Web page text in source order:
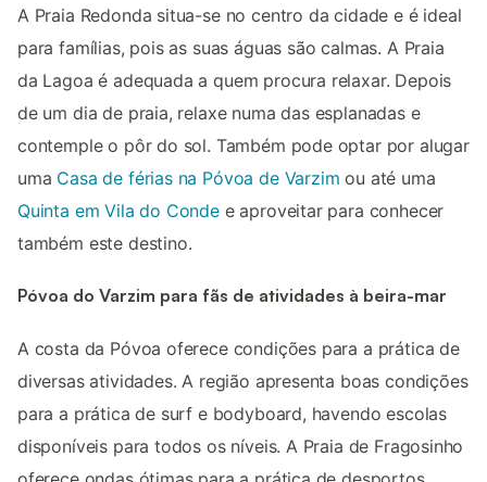
A Praia Redonda situa-se no centro da cidade e é ideal
para famílias, pois as suas águas são calmas. A Praia
da Lagoa é adequada a quem procura relaxar. Depois
de um dia de praia, relaxe numa das esplanadas e
contemple o pôr do sol. Também pode optar por alugar
uma Casa de férias na Póvoa de Varzim ou até uma
Quinta em Vila do Condee aproveitar para conhecer
também este destino.
Póvoa do Varzim para fãs de atividades à beira-mar
A costa da Póvoa oferece condições para a prática de
diversas atividades. A região apresenta boas condições
para a prática de surf e bodyboard, havendo escolas
disponíveis para todos os níveis. A Praia de Fragosinho